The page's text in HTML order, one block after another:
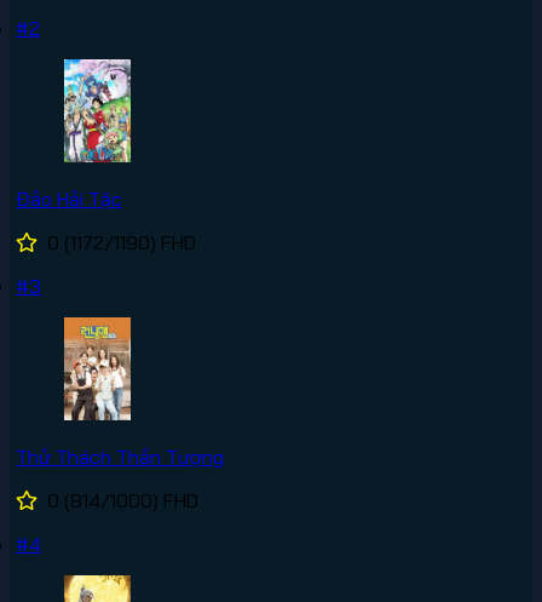
#2
Đảo Hải Tặc
0 (1172/1190) FHD
#3
Thử Thách Thần Tượng
0 (814/1000) FHD
#4